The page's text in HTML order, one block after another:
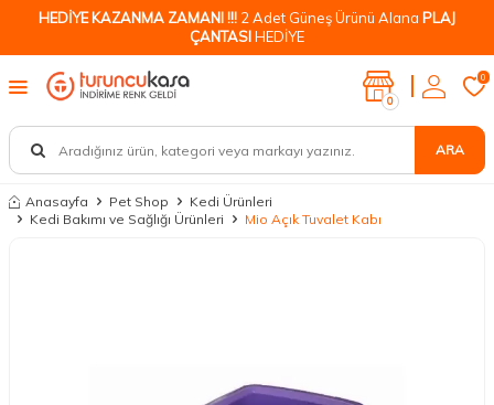
HEDİYE KAZANMA ZAMANI !!! 2 Adet Güneş Ürünü Alana PLAJ
ÇANTASIHEDİYE
ARA
0
0
Anasayfa Pet Shop
Kedi Ürünleri
Kedi Bakımı ve Sağlığı Ürünleri
Mio Açık Tuvalet Kabı